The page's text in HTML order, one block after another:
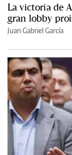
La victoria de
gran lobby
Juan Gabriel García